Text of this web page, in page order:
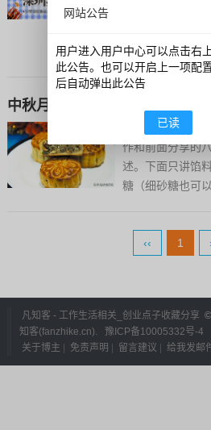
仪式感的一件事
心，这里有超详
家自制美味月饼
能太赞了！还不
面粉150克，吉士
糖浆113克，枧
克，五仁馅：，...
[广式椒盐月饼
作和前面分享的
述。下面只讲馅
糖（细砂糖也可
9、核桃仁 20克
‹‹ 1
凡知客 - 工作生活相关_创业点子收藏分享 ©
知客(fanzhike.cn).
豫ICP备10005332号-4
关于博主
免责声明 留言建议 给我发邮
网站公告
用户进入用户中心可以点击右
此公告。也可以开启上一项配
后自动弹出此公告
已读